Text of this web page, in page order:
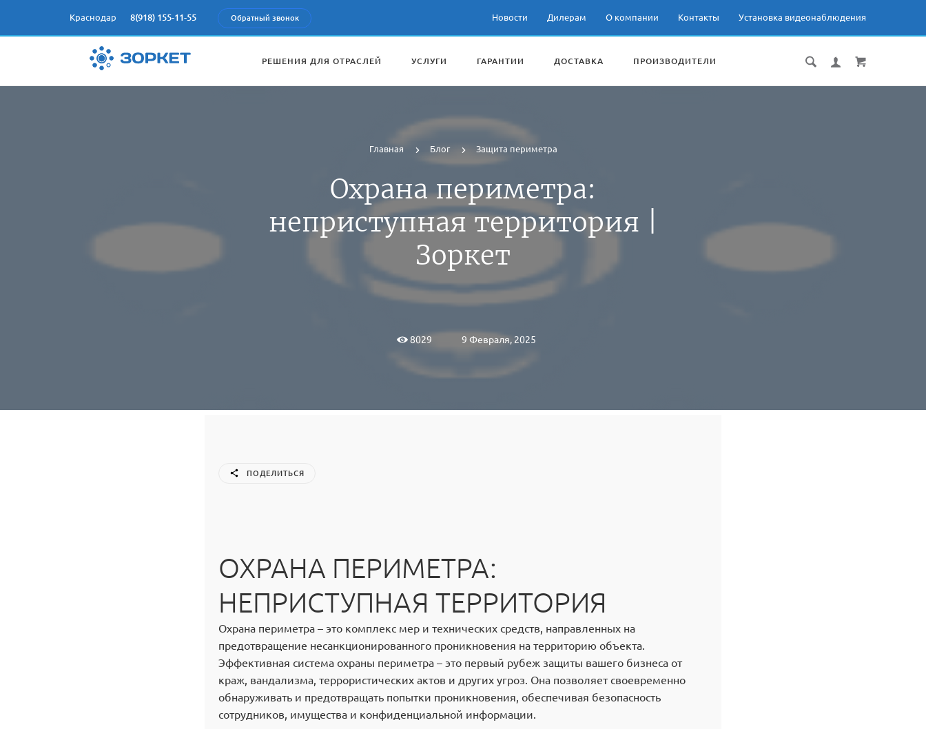
Краснодар 8(918) 155-11-55 Обратный звонок Новости Дилерам О компании Контакты Установка видеонаблюдения
РЕШЕНИЯ ДЛЯ ОТРАСЛЕЙ УСЛУГИ ГАРАНТИИ ДОСТАВКА ПРОИЗВОДИТЕЛИ
Главная Блог Защита периметра
Охрана периметра:
неприступная территория |
Зоркет
8029 9 Февраля, 2025
ПОДЕЛИТЬСЯ
ОХРАНА ПЕРИМЕТРА:
НЕПРИСТУПНАЯ ТЕРРИТОРИЯ
Охрана периметра – это комплекс мер и технических средств, направленных на
предотвращение несанкционированного проникновения на территорию объекта.
Эффективная система охраны периметра – это первый рубеж защиты вашего бизнеса от
краж, вандализма, террористических актов и других угроз. Она позволяет своевременно
обнаруживать и предотвращать попытки проникновения, обеспечивая безопасность
сотрудников, имущества и конфиденциальной информации.